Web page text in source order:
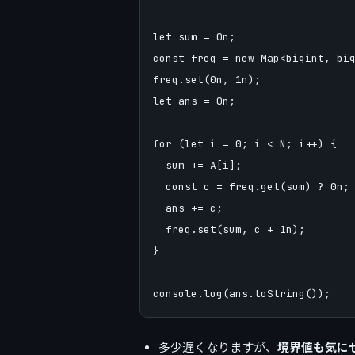
let sum = 0n;
const freq = new Map<bigint,
freq.set(0n, 1n);
let ans = 0n;
for (let i = 0; i < N; i++) {
  sum += A[i];
  const c = freq.get(sum) ? 0n;
  ans += c;
  freq.set(sum, c + 1n);
}
多少遅くなりますが、 境界値も気に